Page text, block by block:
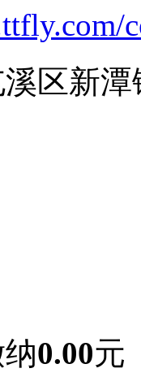
区新
0.00元